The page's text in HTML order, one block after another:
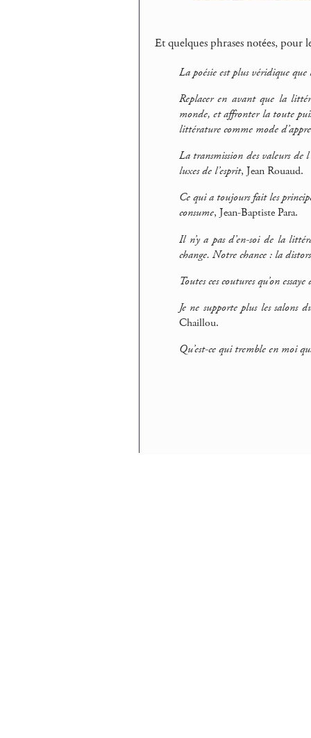
Et quelques phrases notées, pour
La poésie est plus véridique que
Replacer en avant que la
monde, et affronter la toute
littérature comme mode
La transmission des valeurs
luxes de l’esprit, Jean Rouaud.
Ce qui a toujours fait les
consume, Jean-Baptiste Para.
Il n’y a pas d’en-soi de la
change. Notre chance : la
Toutes ces coutures qu’on
Je ne supporte plus les salons
Chaillou.
Qu’est-ce qui tremble en moi